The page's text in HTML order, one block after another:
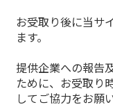
お受取り後に当サ
ます。
提供企業への報告
ために、お受取り
してご協力をお願